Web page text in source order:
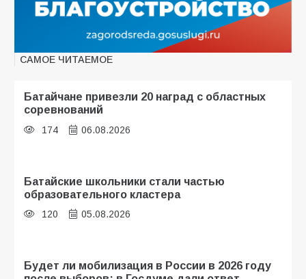
САМОЕ ЧИТАЕМОЕ
Батайчане привезли 20 наград с областных
соревнований
174 06.08.2026
Батайские школьники стали частью
образовательного кластера
120 05.08.2026
Будет ли мобилизация в России в 2026 году